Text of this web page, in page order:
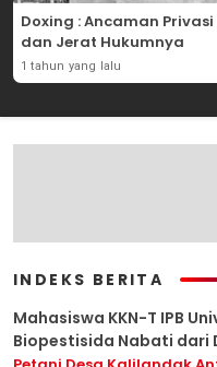
Doxing : Ancaman Privasi
dan Jerat Hukumnya
1 tahun yang lalu
INDEKS BERITA
Mahasiswa KKN-T IPB
Biopestisida Nabati dari